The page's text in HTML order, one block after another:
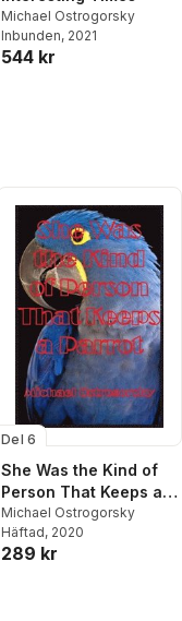
Michael Ostrogorsky
Inbunden, 2021
544 kr
Del 6
She Was the Kind of
Person That Keeps a
Parrot
Michael Ostrogorsky
Häftad, 2020
289 kr